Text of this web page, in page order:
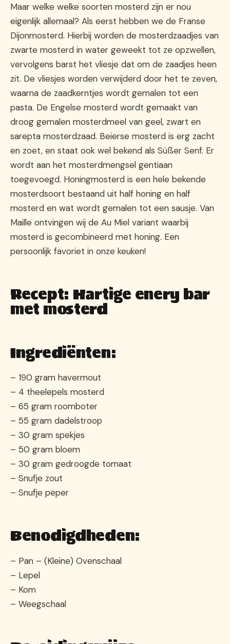
Maar welke welke soorten mosterd zijn er nou
eigenlijk allemaal? Als eerst hebben we de Franse
Dijonmosterd. Hierbij worden de mosterdzaadjes van
zwarte mosterd in water geweekt tot ze opzwellen,
vervolgens barst het vliesje dat om de zaadjes heen
zit. De vliesjes worden verwijderd door het te zeven,
waarna de zaadkerntjes wordt gemalen tot een
pasta. De Engelse mosterd wordt gemaakt van
droog gemalen mosterdmeel van geel, zwart en
sarepta mosterdzaad. Beierse mosterd is erg zacht
en zoet, en staat ook wel bekend als Süßer Senf. Er
wordt aan het mosterdmengsel gentiaan
toegevoegd. Honingmosterd is een hele bekende
mosterdsoort bestaand uit half honing en half
mosterd en wat wordt gemalen tot een sausje. Van
Maille ontvingen wij de Au Miel variant waarbij
mosterd is gecombineerd met honing. Een
persoonlijk favoriet in onze keuken!
Recept: Hartige enery bar
met mosterd
Ingrediënten:
– 190 gram havermout
– 4 theelepels mosterd
– 65 gram roomboter
– 55 gram dadelstroop
– 30 gram spekjes
– 50 gram bloem
– 30 gram gedroogde tomaat
– Snufje zout
– Snufje peper
Benodigdheden:
– Pan – (Kleine) Ovenschaal
– Lepel
– Kom
– Weegschaal